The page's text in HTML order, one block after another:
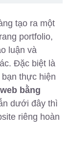
tạo ra một
portfolio,
luận và
Đặc biệt là
thực hiện
bằng
dưới đây thì
riêng hoàn